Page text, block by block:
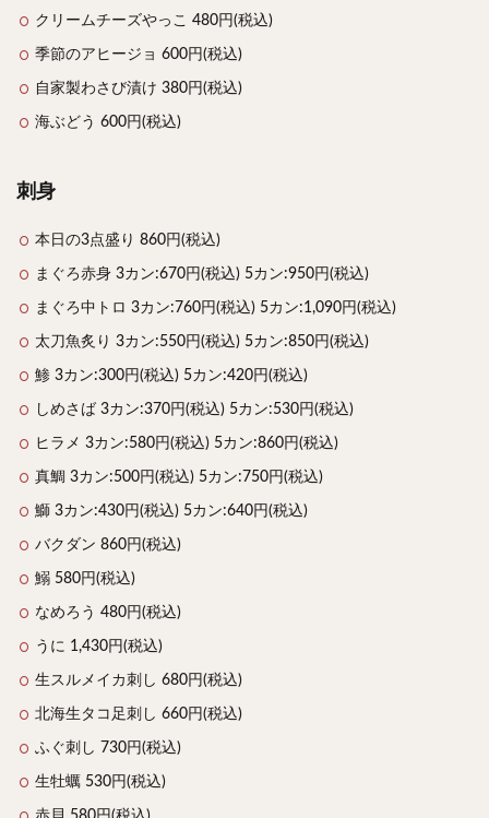
クリームチーズやっこ 480円(税込)
季節のアヒージョ 600円(税込)
自家製わさび漬け 380円(税込)
海ぶどう 600円(税込)
刺身
本日の3点盛り 860円(税込)
まぐろ赤身 3カン:670円(税込) 5カン:950円(税込)
まぐろ中トロ 3カン:760円(税込) 5カン:1,090円(税込)
太刀魚炙り 3カン:550円(税込) 5カン:850円(税込)
鯵 3カン:300円(税込) 5カン:420円(税込)
しめさば 3カン:370円(税込) 5カン:530円(税込)
ヒラメ 3カン:580円(税込) 5カン:860円(税込)
真鯛 3カン:500円(税込) 5カン:750円(税込)
鰤 3カン:430円(税込) 5カン:640円(税込)
バクダン 860円(税込)
鰯 580円(税込)
なめろう 480円(税込)
うに 1,430円(税込)
生スルメイカ刺し 680円(税込)
北海生タコ足刺し 660円(税込)
ふぐ刺し 730円(税込)
生牡蠣 530円(税込)